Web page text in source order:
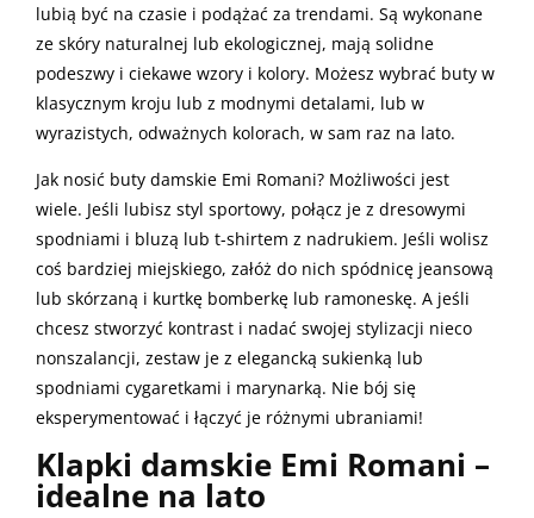
lubią być na czasie i podążać za trendami. Są wykonane
ze skóry naturalnej lub ekologicznej, mają solidne
podeszwy i ciekawe wzory i kolory. Możesz wybrać buty w
klasycznym kroju lub z modnymi detalami, lub w
wyrazistych, odważnych kolorach, w sam raz na lato.
Jak nosić buty damskie Emi Romani? Możliwości jest
wiele. Jeśli lubisz styl sportowy, połącz je z dresowymi
spodniami i bluzą lub t-shirtem z nadrukiem. Jeśli wolisz
coś bardziej miejskiego, załóż do nich spódnicę jeansową
lub skórzaną i kurtkę bomberkę lub ramoneskę. A jeśli
chcesz stworzyć kontrast i nadać swojej stylizacji nieco
nonszalancji, zestaw je z elegancką sukienką lub
spodniami cygaretkami i marynarką. Nie bój się
eksperymentować i łączyć je różnymi ubraniami!
Klapki damskie Emi Romani –
idealne na lato